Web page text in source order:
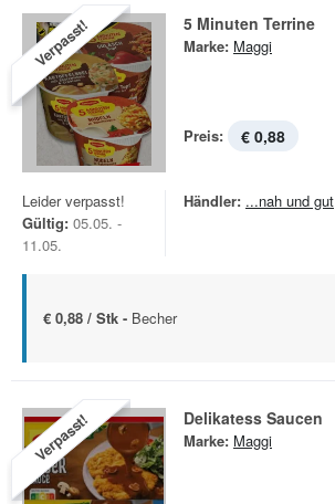
Verpasst! 5 Minuten Terrine
Marke: Maggi
Preis: € 0,88
Leider verpasst!
Gültig: 05.05. -
11.05.
Händler: ...nah und gut
€ 0,88 / Stk - Becher
Verpasst! Delikatess Saucen
Marke: Maggi